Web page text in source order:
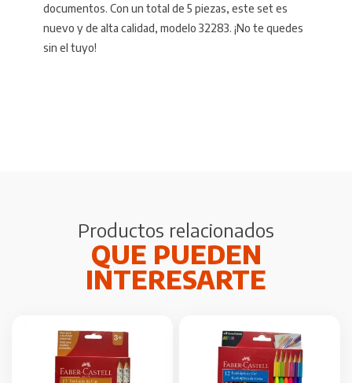
documentos. Con un total de 5 piezas, este set es
nuevo y de alta calidad, modelo 32283. ¡No te quedes
sin el tuyo!
Productos relacionados